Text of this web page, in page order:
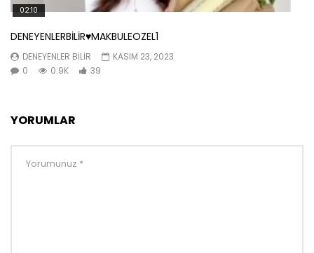
02:10
DENEYENLERBİLİR♥️MAKBULEOZEL1
DENEYENLER BILIR
KASIM 23, 2023
0
0.9K 39
YORUMLAR